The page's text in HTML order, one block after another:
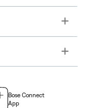
Toggle
Toggle
Bose Connect
App